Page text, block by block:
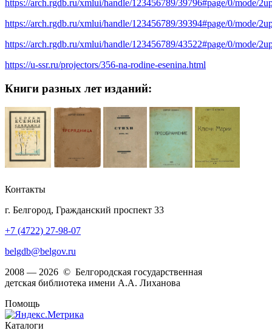
https://arch.rgdb.ru/xmlui/handle/123456789/39796#page/0/mode/
https://arch.rgdb.ru/xmlui/handle/123456789/39394#page/0/mode/
https://arch.rgdb.ru/xmlui/handle/123456789/43522#page/0/mode/
https://u-ssr.ru/projectors/356-na-rodine-esenina.html
Книги разных лет изданий:
Контакты
г. Белгород, Гражданский проспект 33
+7 (4722) 27-98-07
belgdb@belgov.ru
2008 — 2026 © Белгородская государственная
детская библиотека имени А.А. Лиханова
Помощь
Каталоги